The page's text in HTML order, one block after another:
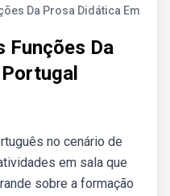
Da Prosa Didática Em
Funções Da
no cenário de
em sala que
sobre a formação